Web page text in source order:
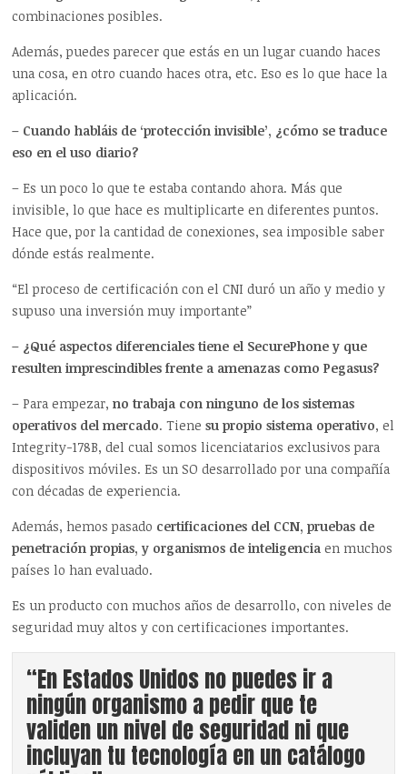
combinaciones posibles.
Además, puedes parecer que estás en un lugar cuando haces
una cosa, en otro cuando haces otra, etc. Eso es lo que hace la
aplicación.
– Cuando habláis de ‘protección invisible’, ¿cómo se traduce
eso en el uso diario?
– Es un poco lo que te estaba contando ahora. Más que
invisible, lo que hace es multiplicarte en diferentes puntos.
Hace que, por la cantidad de conexiones, sea imposible saber
dónde estás realmente.
“El proceso de certificación con el CNI duró un año y medio y
supuso una inversión muy importante”
– ¿Qué aspectos diferenciales tiene el SecurePhone y que
resulten imprescindibles frente a amenazas como Pegasus?
– Para empezar,no trabaja con ninguno de los sistemas
operativos del mercado. Tienesu propio sistema operativo, el
Integrity-178B, del cual somos licenciatarios exclusivos para
dispositivos móviles. Es un SO desarrollado por una compañía
con décadas de experiencia.
Además, hemos pasado certificaciones del CCN, pruebas de
penetración propias, y organismos de inteligencia en muchos
países lo han evaluado.
Es un producto con muchos años de desarrollo, con niveles de
seguridad muy altos y con certificaciones importantes.
“En Estados Unidos no puedes ir a
ningún organismo a pedir que te
validen un nivel de seguridad ni que
incluyan tu tecnología en un catálogo